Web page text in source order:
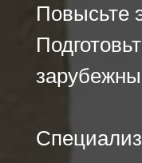
Повысьте